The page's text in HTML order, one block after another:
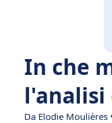
In che
l'analisi
Da Elodie